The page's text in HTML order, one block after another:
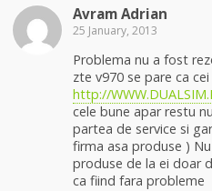
Avram Adrian
25 January, 2013
Problema nu a fost
zte v970 se pare ca
http://
cele bune apar restu
partea de service si
firma asa produse )
produse de la ei doar
ca fiind fara probleme